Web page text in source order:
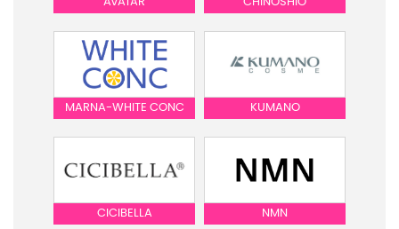
AVATAR CHINOSHIO
MARNA-WHITE CONC KUMANO
CICIBELLA NMN